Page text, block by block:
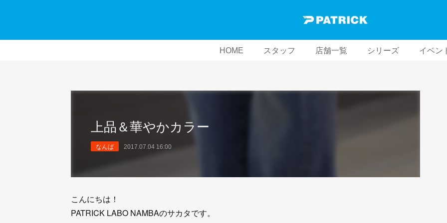
HOME スタッフ 店舗一覧 シリーズ イベン
上品＆華やかカラー
なんば 2017.07.04 16:00
こんにちは！
PATRICK LABO NAMBAのサカタです。